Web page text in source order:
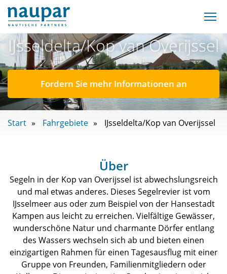
IJsseldelta/Kop van Overijssel
Fordern Sie mehr Informationen an
Start Fahrgebiete IJsseldelta/Kop van Overijssel
Über
Segeln in der Kop van Overijssel ist abwechslungsreich
und mal etwas anderes. Dieses Segelrevier ist vom
IJsselmeer aus oder zum Beispiel von der Hansestadt
Kampen aus leicht zu erreichen. Vielfältige Gewässer,
wunderschöne Natur und charmante Dörfer entlang
des Wassers wechseln sich ab und bieten einen
einzigartigen Rahmen für einen Tagesausflug mit einer
Gruppe von Freunden, Familienmitgliedern oder